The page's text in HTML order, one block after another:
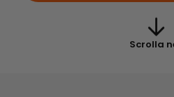
Scrolla